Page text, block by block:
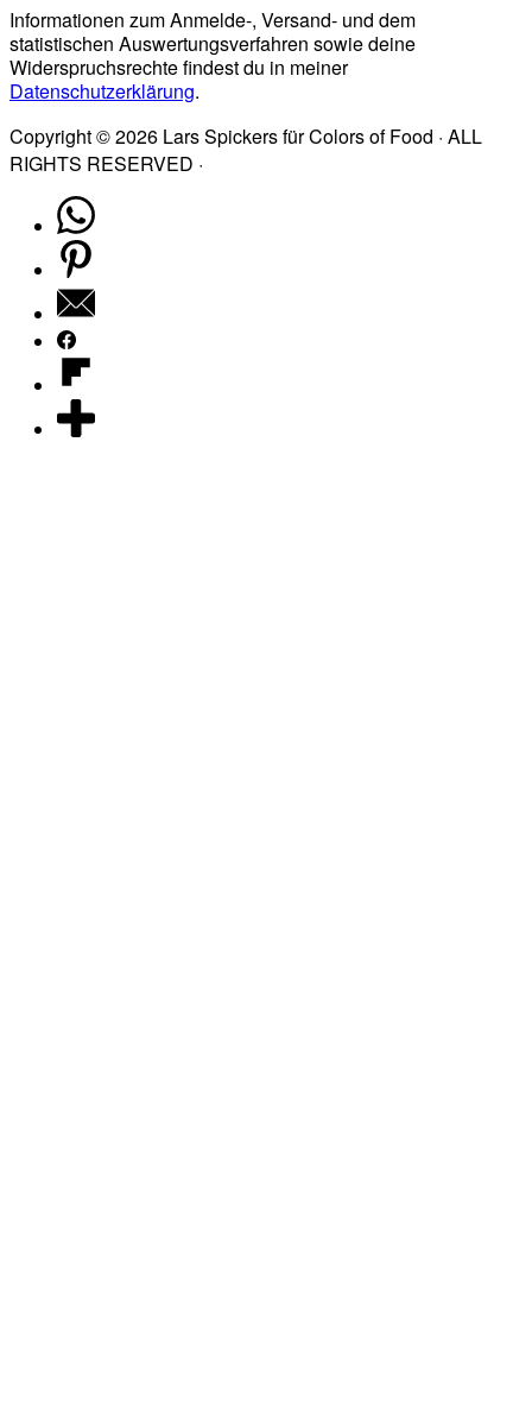
Informationen zum Anmelde-, Versand- und dem
statistischen Auswertungsverfahren sowie deine
Widerspruchsrechte findest du in meiner
Datenschutzerklärung.
Copyright © 2026 Lars Spickers für Colors of Food · ALL
RIGHTS RESERVED ·